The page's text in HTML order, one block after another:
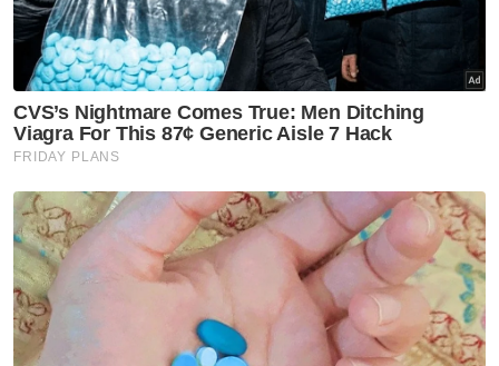
Artikel Disyorkan
Suami orang, janda dicekup
khalwat, penguat kuasa temui
'ubat kuat' dan kondom
Semasa
Gagal kawal marah, warga
Bangladesh tetak rakan
serumah